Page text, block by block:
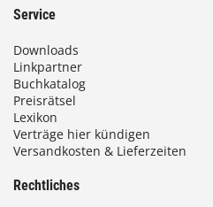
Service
Downloads
Linkpartner
Buchkatalog
Preisrätsel
Lexikon
Verträge hier kündigen
Versandkosten & Lieferzeiten
Rechtliches